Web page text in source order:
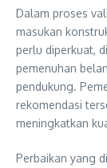
Dalam proses
masukan
perlu diperkuat,
pemenuhan
pendukung.
rekomendasi
meningkatkan
Perbaikan yang